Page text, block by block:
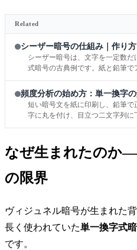
Related
シーザー暗号の仕組み｜作り
シーザー暗号は、文字を一定数
式暗号の古典例です。紙と鉛筆
文字ぶんずらしてHELLOを追い
そう」に見えて、実は手でちゃん
ちます。
頻度分析の始め方：単一換字
短い暗号文を紙に印刷し、鉛筆
字に丸を付け、目立つ二文字列
号の列だったものに急に輪郭が
ても消えず、そのまま暗号文に残
なぜ生まれたのか
の限界
ヴィジュネル暗号が生まれた
長く使われていた単一換字式
です。